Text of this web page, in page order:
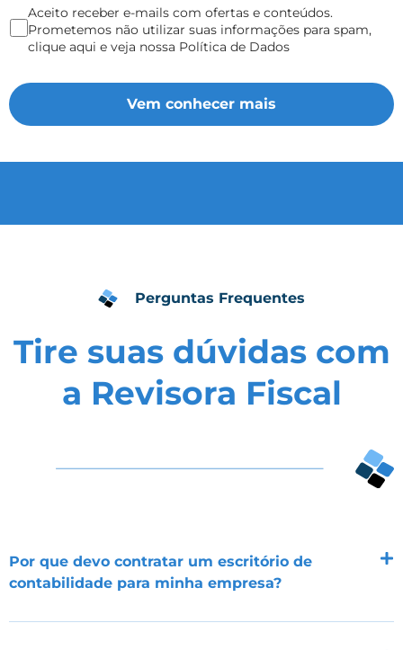
Aceito receber e-mails com ofertas e conteúdos.
Prometemos não utilizar suas informações para spam,
clique aqui e veja nossa Política de Dados
Perguntas Frequentes
Tire suas dúvidas com
a Revisora Fiscal
Por que devo contratar um escritório de
contabilidade para minha empresa?